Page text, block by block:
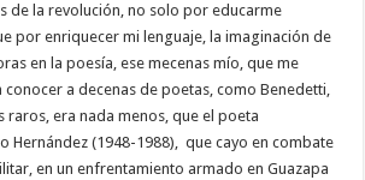
de la revolución, no solo por educarme
por enriquecer mi lenguaje, la imaginación de
en la poesía, ese mecenas mío, que me
a decenas de poetas, como Benedetti,
raros, era nada menos, que el poeta
Hernández (1948-1988), que cayo en combate
en un enfrentamiento armado en Guazapa